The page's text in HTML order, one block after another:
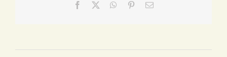
Facebook WhatsApp
Pinterest
E-